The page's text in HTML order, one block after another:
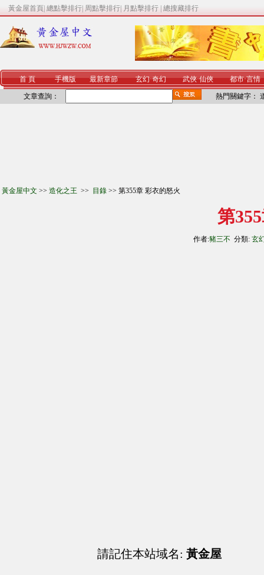
黃金屋首頁 總點擊排行 周點擊排行 月點擊排行 總搜藏排行
首 頁 手機版 最新章節 玄幻·奇幻 武俠·仙俠 都市·言情
文章查詢： 熱門關鍵字：
黃金屋中文 >> 造化之王 >> 目錄 >> 第355章 彩衣的怒火
第
作者:豬三不 分類: 玄
請記住本站域名: 黃金屋